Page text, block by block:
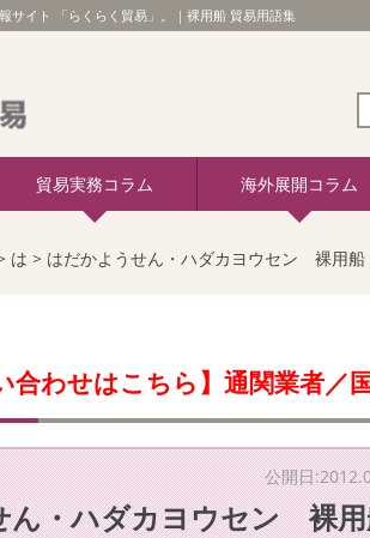
サイト 「らくらく貿易」。｜裸用船 貿易用語集
貿易実務コラム 海外展開コラム
は > はだかようせん・ハダカヨウセン 裸用船
合わせはこちら】通関業者／
公開日
ん・ハダカヨウセン 裸